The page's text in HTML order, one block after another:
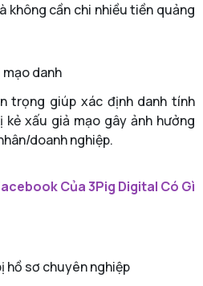
không cần chi nhiều tiền quảng
mạo danh
trọng giúp xác định danh tính
xấu giả mạo gây ảnh hưởng
doanh nghiệp.
Của 3Pig Digital Có Gì
hồ sơ chuyên nghiệp